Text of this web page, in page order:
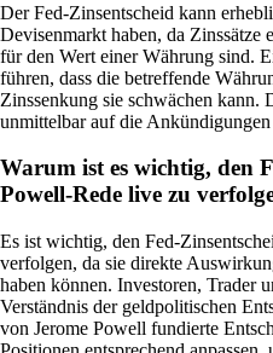
Der Fed-Zinsentscheid kann
Devisenmarkt haben, da Zinssätze
für den Wert einer Währung sind.
führen, dass die betreffende
Zinssenkung sie schwächen kann.
unmittelbar auf die
Warum ist es wichtig, den
Powell-Rede live zu
Es ist wichtig, den Fed-
verfolgen, da sie direkte
haben können. Investoren, Trader
Verständnis der geldpolitischen
von Jerome Powell fundierte